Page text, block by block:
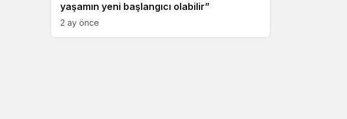
yaşamın yeni başlangıcı olabilir”
2 ay önce